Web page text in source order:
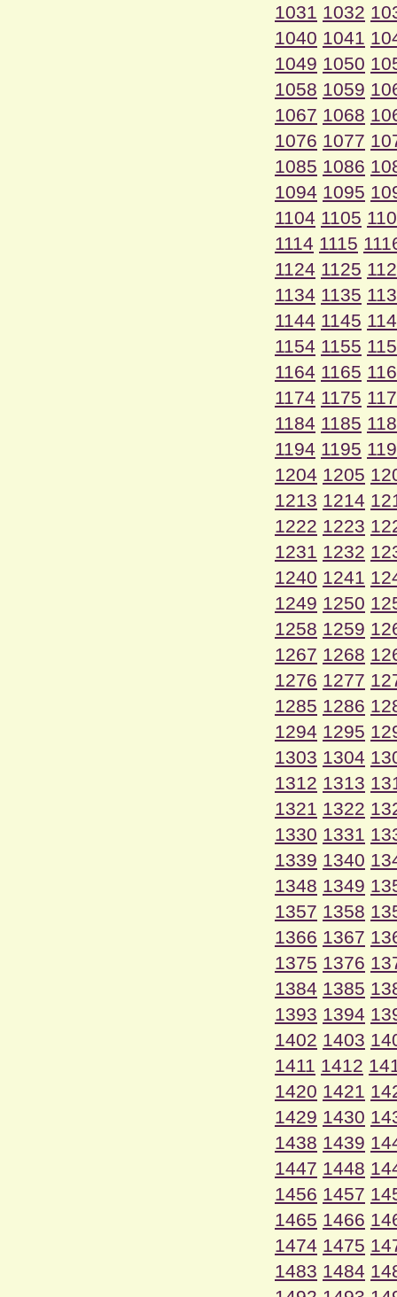
1031 1032
1040 1041
1049 1050
1058 1059
1067 1068
1076 1077
1085 1086
1094 1095
1104 1105
1114 1115
1124 1125
1134 1135
1144 1145
1154 1155
1164 1165
1174 1175
1184 1185
1194 1195
1204 1205
1213 1214
1222 1223
1231 1232
1240 1241
1249 1250
1258 1259
1267 1268
1276 1277
1285 1286
1294 1295
1303 1304
1312 1313
1321 1322
1330 1331
1339 1340
1348 1349
1357 1358
1366 1367
1375 1376
1384 1385
1393 1394
1402 1403
1411 1412
1420 1421
1429 1430
1438 1439
1447 1448
1456 1457
1465 1466
1474 1475
1483 1484